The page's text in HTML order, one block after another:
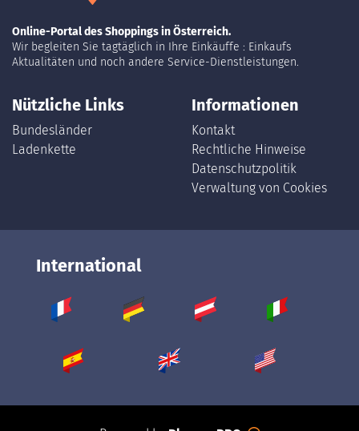
Online-Portal des Shoppings in Österreich.
Wir begleiten Sie tagtäglich in Ihre Einkäuffe : Einkaufs
Aktualitäten und noch andere Service-Dienstleistungen.
Nützliche Links
Bundesländer
Ladenkette
Informationen
Kontakt
Rechtliche Hinweise
Datenschutzpolitik
Verwaltung von Cookies
International